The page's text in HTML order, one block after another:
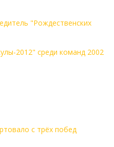
"Рождественских
2012" среди команд 2002
с трёх побед